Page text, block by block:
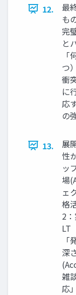
12.
最
も
完
と
つ
衝
に
応
の
13.
展
性
ッ
場
ェ
格
2
LT
深
雑
応